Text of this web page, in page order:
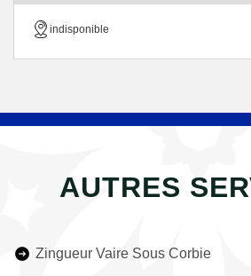
indisponible
AUTRES
Zingueur Vaire Sous Corbie